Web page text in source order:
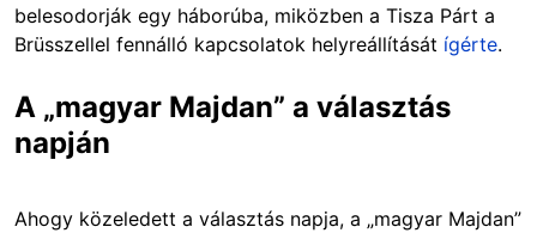
belesodorják egy háborúba, miközben a Tisza Párt a
Brüsszellel fennálló kapcsolatok helyreállítását ígérte.
A „magyar Majdan” a választás
napján
Ahogy közeledett a választás napja, a „magyar Majdan”